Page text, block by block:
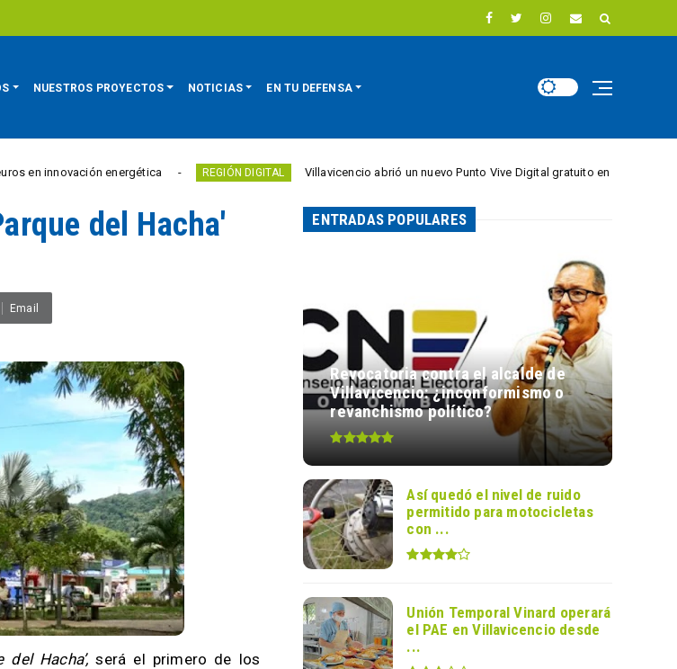
NUESTROS PROYECTOS NOTICIAS EN TU DEFENSA
energética REGIÓN DIGITAL Villavicencio abrió un nuevo Punto Vive Digital gratuito en el barrio Porfía
del Hacha'
Email
del Hacha’,será el primero de los
ENTRADAS POPULARES
Revocatoria contra el alcalde de
Villavicencio: ¿inconformismo o
revanchismo político?
Así quedó el nivel de ruido
permitido para motocicletas
con ...
Unión Temporal Vinard operará
el PAE en Villavicencio desde
...